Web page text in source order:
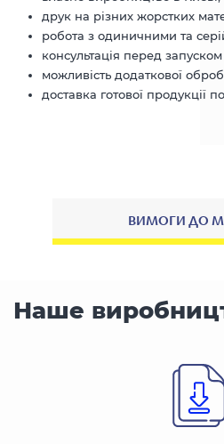
друк на різних жорстких
робота з одиничними та
консультація перед
можливість додаткової
доставка готової продукції
ВИМОГИ ДО
Наше